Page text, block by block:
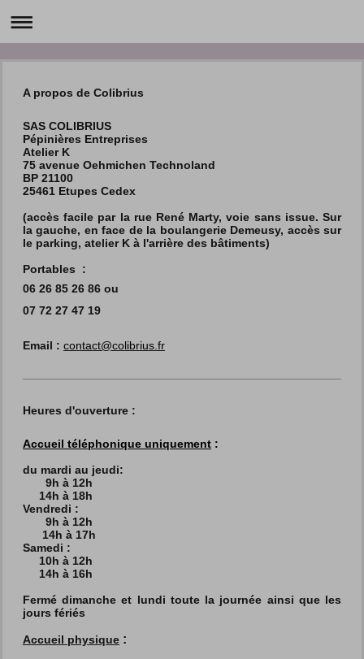
A propos de Colibrius
SAS COLIBRIUS
Pépinières Entreprises
Atelier K
75 avenue Oehmichen Technoland
BP 21100
25461 Etupes Cedex
(accès facile par la rue René Marty, voie sans issue. Sur
la gauche, en face de la boulangerie Demeusy, accès sur
le parking, atelier K à l'arrière des bâtiments)
Portables :
06 26 85 26 86 ou
07 72 27 47 19
Email : contact@colibrius.fr
Heures d'ouverture :
Accueil téléphonique uniquement :
du mardi au jeudi:
9h à 12h
14h à 18h
Vendredi :
9h à 12h
14h à 17h
Samedi :
10h à 12h
14h à 16h
Fermé dimanche et lundi toute la journée ainsi que les
jours fériés
Accueil physique :